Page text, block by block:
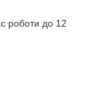
роботи до 12